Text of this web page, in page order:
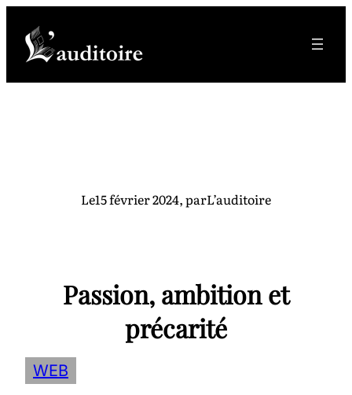
contenu
Le15 février 2024, parL’auditoire
Passion, ambition et
précarité
WEB